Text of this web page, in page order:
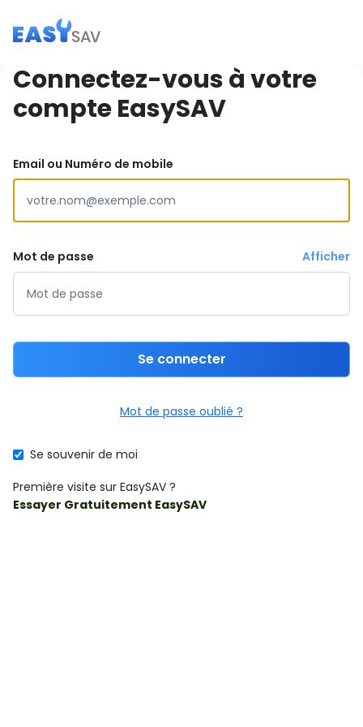
Connectez-vous à votre
compte EasySAV
Email ou Numéro de mobile
Mot de passe Afficher
Se connecter
Mot de passe oublié ?
Se souvenir de moi
Première visite sur EasySAV ?
Essayer Gratuitement EasySAV